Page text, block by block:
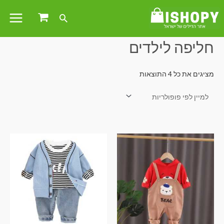
עמוד הבית/ מוצרים המתויגים “חליפה לילדים”
חליפה לילדים
מציגים את כל ⁦4⁩ התוצאות